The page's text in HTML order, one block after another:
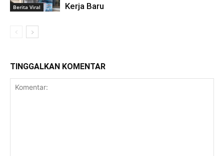
Berita Viral
Kerja Baru
TINGGALKAN KOMENTAR